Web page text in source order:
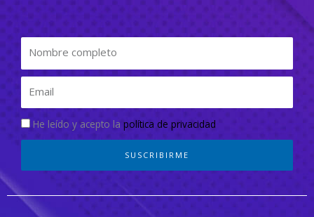
He leído y acepto la política de privacidad
SUSCRIBIRME